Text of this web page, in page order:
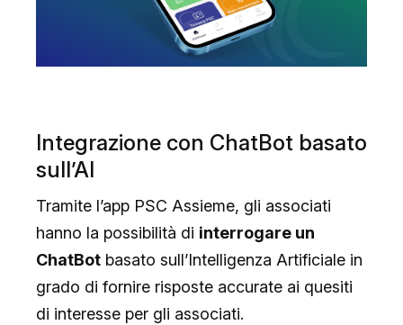
Integrazione con ChatBot basato
sull’AI
Tramite l’app PSC Assieme, gli associati
hanno la possibilità di interrogare un
ChatBot basato sull’Intelligenza Artificiale in
grado di fornire risposte accurate ai quesiti
di interesse per gli associati.